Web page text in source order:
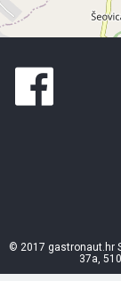
© 2017 gastronaut.hr
37a,